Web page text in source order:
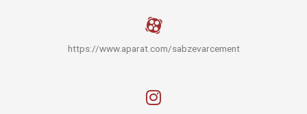
https://www.aparat.com/sabzevarcement